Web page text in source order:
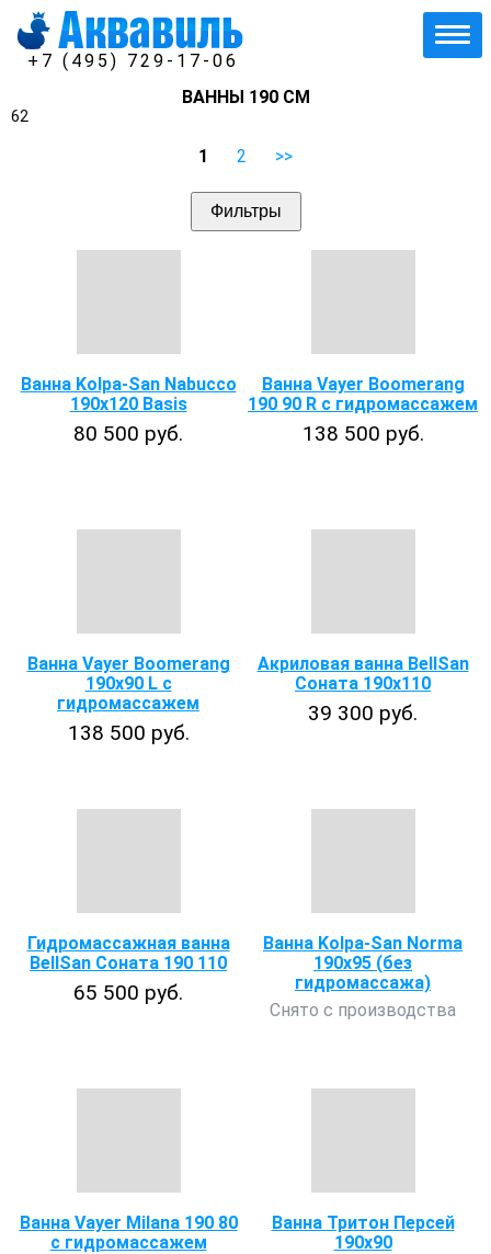
+7 (495) 729-17-06
ВАННЫ 190 СМ
62
1 2 >>
Фильтры
Ванна Kolpa-San Nabucco
190x120 Basis
80 500 руб.
Ванна Vayer Boomerang
190 90 R с гидромассажем
138 500 руб.
Ванна Vayer Boomerang
190х90 L с
гидромассажем
138 500 руб.
Акриловая ванна BellSan
Cоната 190х110
39 300 руб.
Гидромассажная ванна
BellSan Соната 190 110
65 500 руб.
Ванна Kolpa-San Norma
190х95 (без
гидромассажа)
Снято с производства
Ванна Vayer Milana 190 80
с гидромассажем
Ванна Тритон Персей
190х90